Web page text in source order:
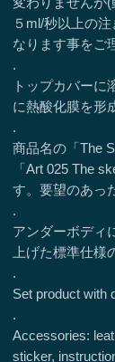
５ml/秒以上の
なります事をご
.
トップカバーに
に熱酸化膜を形
.
商品名の「The
「Art 025 The
す。要望のあっ
.
アンダーボディ
上げた標準仕様
.
Set product with
.
Accessories:
sticker,